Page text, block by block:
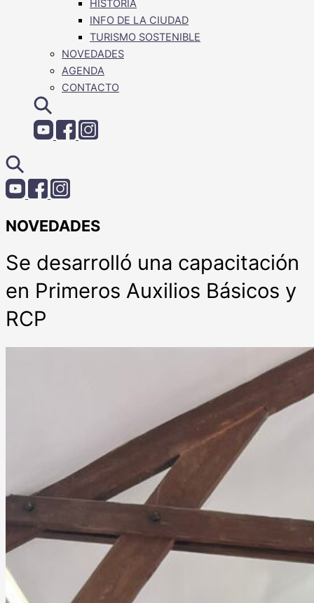
HISTORIA
INFO DE LA CIUDAD
TURISMO SOSTENIBLE
NOVEDADES
AGENDA
CONTACTO
NOVEDADES
Se desarrolló una capacitación
en Primeros Auxilios Básicos y
RCP